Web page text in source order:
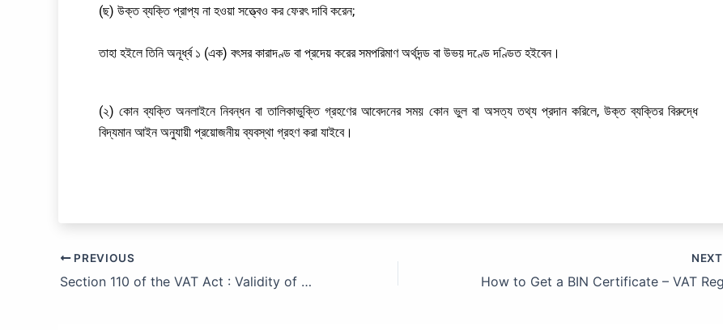
(ছ) উক্ত ব্যক্তি প্রাপ্য না হওয়া সত্ত্বেও কর ফেরৎ দাবি করেন;
তাহা হইলে তিনি অনূর্ধ্ব ১ (এক) বৎসর কারাদণ্ড বা প্রদেয় করের সমপরিমাণ অর্থদন্ড বা উভয় দণ্ডে দণ্ডিত হইবেন।
(২) কোন ব্যক্তি অনলাইনে নিবন্ধন বা তালিকাভুক্তি গ্রহণের আবেদনের সময় কোন ভুল বা অসত্য তথ্য প্রদান করিলে, উক্ত ব্যক্তির বিরুদ্ধে
বিদ্যমান আইন অনুযায়ী প্রয়োজনীয় ব্যবস্থা গ্রহণ করা যাইবে।
PREVIOUS
Section 110 of the VAT Act : Validity of Documents
NEXT